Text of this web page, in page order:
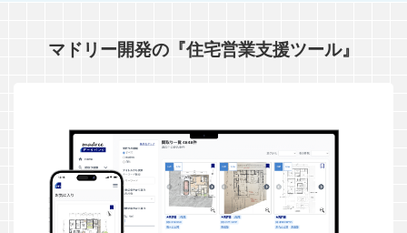
マドリー開発の『住宅営業支援ツール』